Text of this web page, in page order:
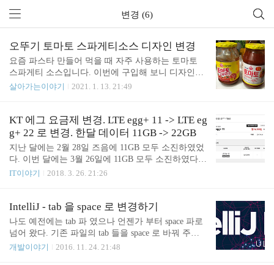
변경 (6)
오뚜기 토마토 스파게티소스 디자인 변경
요즘 파스타 만들어 먹을 때 자주 사용하는 토마토
스파게티 소스입니다. 이번에 구입해 보니 디자인이
바뀌었네요. 좌측이 이전 디자인이고 우측이 새 디자
들어간 점을 강조하고 있네요. 토마토 사진보다 수치
로 강조하려는 느낌입니다. 뒷면에도 원료명의 글자
가 커진 것이 원료들이 좀 더 강조되네요. 워낙 원료
가 많이 들어가서 뭐가 바뀌었는지 안 바뀌었는지 알
기는 어렵습니다. 다만 새 디자인에서는 마지막 부분
에 바질, 오레가노, 월계 수분이 보이는데요. 이전 디
신료라고만 적혀 있는데 사실 향신료라고 적힌 내용
이 바질, 오레가노, 월계 수분일지도 모르겠습니다.
레..
살아가는이야기 2021. 1. 13. 21:49
KT 에그 요금제 변경. LTE egg+ 11 -> LTE eg
g+ 22 로 변경. 한달 데이터 11GB -> 22GB
지난 달에는 2월 28일 즈음에 11GB 모두 소진하였었
다. 이번 달에는 3월 26일에 11GB 모두 소진하였다.
이번달은 아직 5일이나 남았는데 말이다. 5일동안 eg
경은 간단한 절차로 이루어진다. 한달에 7,700원이
오르다니. 1년이면 92,400원이다 ㅠㅠ 더 좋은 방법
을 찾기 전까지는 별다른 수가 없다. 변경 완료... 참
쉽다. 고민하는 시간이 좀 걸렸을 뿐 바뀐 요금제로
정보가 확인 된다. 잔여량 확인은 좀 특이하다. 기존
IT이야기 2018. 3. 26. 21:26
IntelliJ - tab 을 space 로 변경하기
나도 예전에는 tab 파 였으나 언젠가 부터 space 파로
넘어 왔다. 기존 파일의 tab 들을 space 로 바꿔 주려
면 다음과 같이 하면 된다. cmd + shift + a To Spaces
개발이야기 2016. 11. 24. 21:48